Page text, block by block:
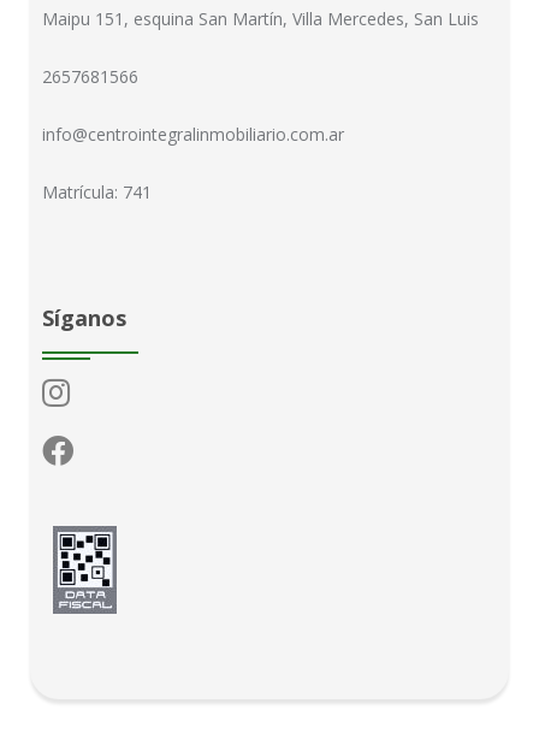
Maipu 151, esquina San Martín, Villa Mercedes, San Luis
2657681566
info@centrointegralinmobiliario.com.ar
Matrícula: 741
Síganos